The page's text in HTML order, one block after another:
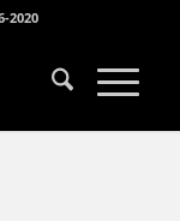
2020